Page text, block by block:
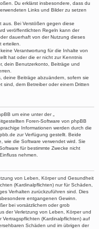
Du erklärst insbesondere, dass du
Links und Bilder zu setzen
aus. Bei Verstößen gegen diese
veröffentlichten Regeln kann der
dauerhaft von der Nutzung dieses
erteilen.
Verantwortung für die Inhalte von
hat oder die er nicht zur Kenntnis
dein Benutzerkonto, Beiträge und
deine Beiträge abzuändern, sofern sie
dem Betreiber oder einem Dritten
um eine unter der „
Foren-Software von phpBB
Informationen werden durch die
zur Verfügung gestellt. Beide
wie die Software verwendet wird. Sie
für bestimmte Zwecke nicht
nehmen.
von Leben, Körper und Gesundheit
(Kardinalpflichten) nur für Schäden,
Verhalten zurückzuführen sind. Dies
entgangenen Gewinn.
bei vorsätzlichem oder grob
der Verletzung von Leben, Körper und
(Kardinalpflichten) auf
Schäden und im übrigen der